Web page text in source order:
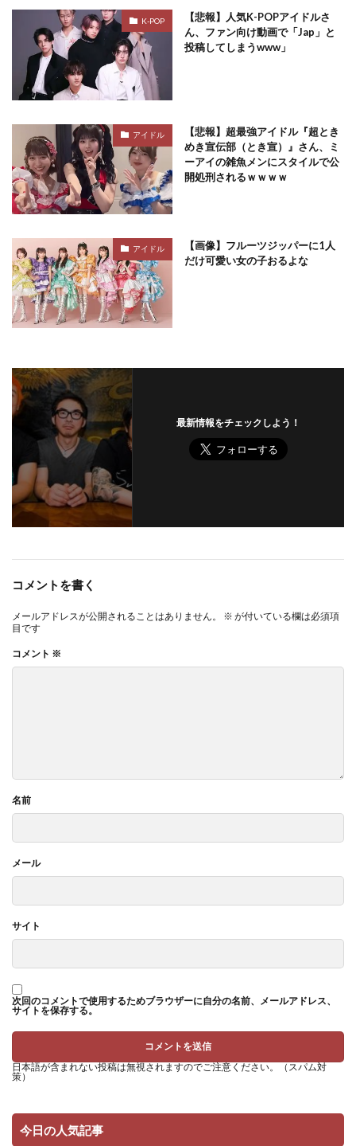
K-POP
【悲報】人気K-POPアイドルさ
ん、ファン向け動画で「Jap」と
投稿してしまうwww」
アイドル
【悲報】超最強アイドル『超とき
めき宣伝部（とき宣）』さん、ミ
ーアイの雑魚メンにスタイルで公
開処刑されるｗｗｗｗ
アイドル
【画像】フルーツジッパーに1人
だけ可愛い女の子おるよな
最新情報をチェックしよう！
コメントを書く
メールアドレスが公開されることはありません。 ※ が付いている欄は必須項
目です
コメント ※
名前
メール
サイト
次回のコメントで使用するためブラウザーに自分の名前、メールアドレス、
サイトを保存する。
日本語が含まれない投稿は無視されますのでご注意ください。（スパム対
策）
今日の人気記事